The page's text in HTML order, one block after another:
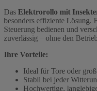
Das Elektrorollo mit
besonders effiziente Lösung.
Steuerung bedienen und
zuverlässig – ohne den
Ihre Vorteile:
Ideal für Tore oder
Stabil bei jeder
Hochwertige,